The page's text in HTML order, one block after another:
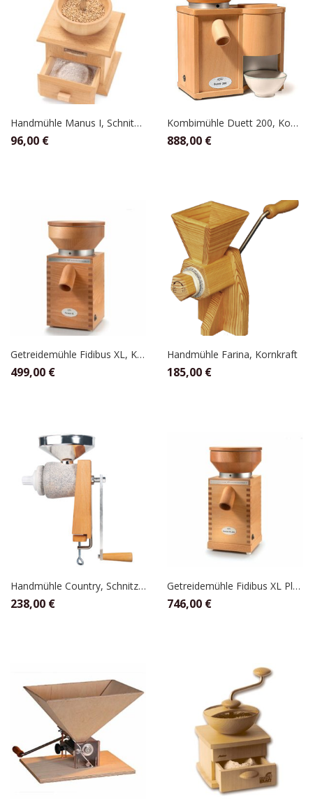
Handmühle Manus I, Schnitzer
96,00 €
Kombimühle Duett 200, KoMo
888,00 €
Getreidemühle Fidibus XL, KoMo
499,00 €
Handmühle Farina, Kornkraft
185,00 €
Handmühle Country, Schnitzer
238,00 €
Getreidemühle Fidibus XL Plus, Komo
746,00 €